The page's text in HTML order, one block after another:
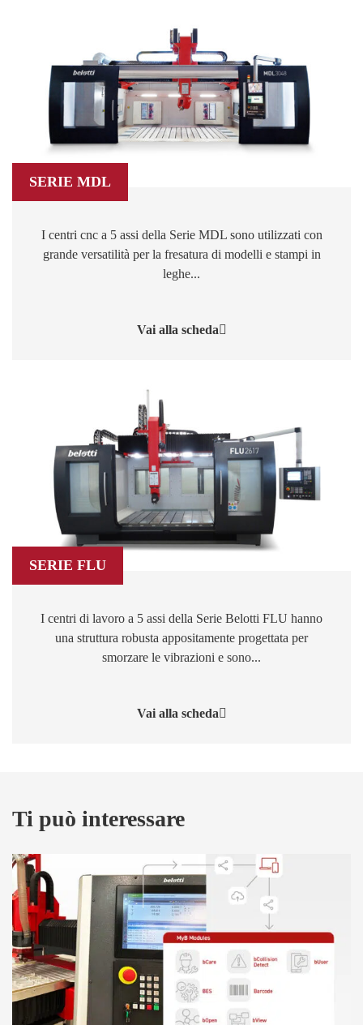
SERIE MDL
I centri cnc a 5 assi della Serie MDL sono utilizzati con
grande versatilità per la fresatura di modelli e stampi in
leghe...
Vai alla scheda
SERIE FLU
I centri di lavoro a 5 assi della Serie Belotti FLU hanno
una struttura robusta appositamente progettata per
smorzare le vibrazioni e sono...
Vai alla scheda
Ti può interessare